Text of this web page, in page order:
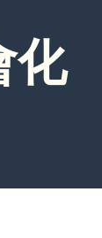
化